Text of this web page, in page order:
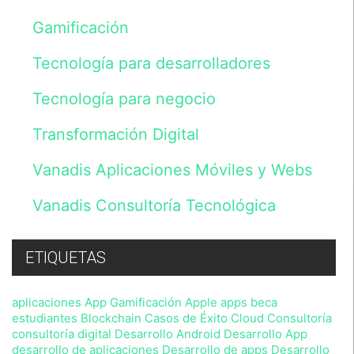
incluidos
fichero
responsable
Initiative,
acuerdo
lo
previsto
Política
de
Privacidad
,
Gamificación
Tecnología para desarrolladores
Tecnología para negocio
Transformación Digital
Vanadis Aplicaciones Móviles y Webs
Vanadis Consultoría Tecnológica
ETIQUETAS
aplicaciones App Gamificación Apple apps beca
estudiantes Blockchain Casos de Éxito Cloud Consultoría
consultoría digital Desarrollo Android Desarrollo App
desarrollo de aplicaciones Desarrollo de apps Desarrollo